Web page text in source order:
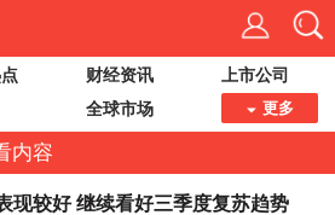
财经资讯
上市公司
全球市场 更多
内容
现较好 继续看好三季度复苏趋势